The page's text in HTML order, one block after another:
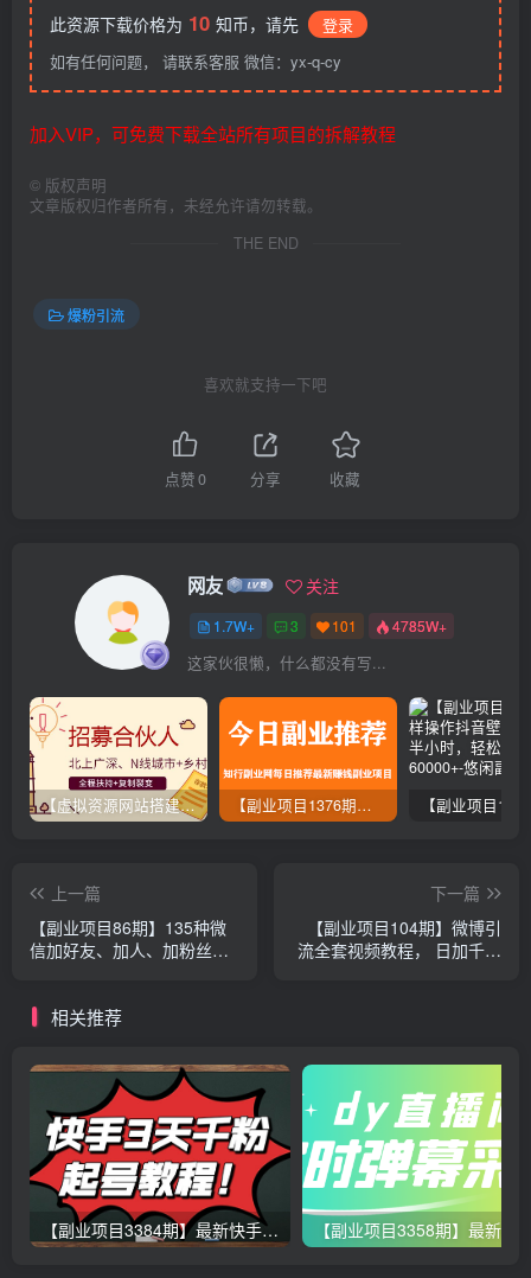
此资源下载价格为 10 知币，请先
登录
如有任何问题， 请联系客服 微信：yx-q-cy
加入VIP，可免费下载全站所有项目的拆解教程
© 版权声明
文章版权归作者所有，未经允许请勿转载。
THE END
爆粉引流
喜欢就支持一下吧
点赞0 分享 收藏
网友 关注
1.7W+ 3 101 4785W+
这家伙很懒，什么都没有写...
【虚拟资源网站搭建服务】加盟本站系统，做一个和本站一样的独立网站，躺赚的项目 【副业项目1376期】龟课最新闲鱼项目玩法实战教程_全新升级月收益几千到几万
上一篇
【副业项目86期】135种微
信加好友、加人、加粉丝的
下一篇
【副业项目104期】微博引
流全套视频教程， 日加千人
相关推荐
【副业项目3384期】最新快手起号实操技术：3天1000粉（快手怎么快速涨粉丝）